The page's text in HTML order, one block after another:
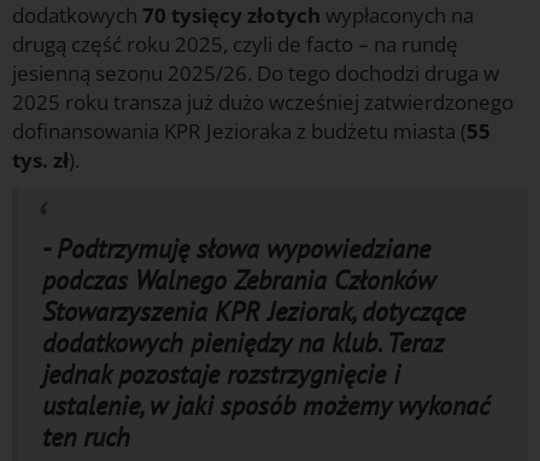
dodatkowych 70 tysięcy złotych wypłaconych na
drugą część roku 2025, czyli de facto – na rundę
jesienną sezonu 2025/26. Do tego dochodzi druga w
2025 roku transza już dużo wcześniej zatwierdzonego
dofinansowania KPR Jezioraka z budżetu miasta (55
tys. zł).
- Podtrzymuję słowa wypowiedziane
podczas Walnego Zebrania Członków
Stowarzyszenia KPR Jeziorak, dotyczące
dodatkowych pieniędzy na klub. Teraz
jednak pozostaje rozstrzygnięcie i
ustalenie, w jaki sposób możemy wykonać
ten ruch